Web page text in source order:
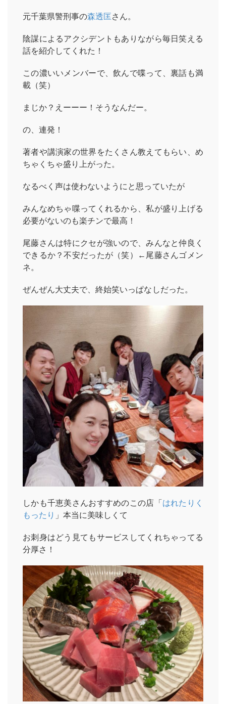
元千葉県警刑事の森透匡さん。
陰謀によるアクシデントもありながら毎日笑える
話を紹介してくれた！
この濃いいメンバーで、飲んで喋って、裏話も満
載（笑）
まじか？えーーー！そうなんだー。
の、連発！
著者や講演家の世界をたくさん教えてもらい、め
ちゃくちゃ盛り上がった。
なるべく声は使わないようにと思っていたが
みんなめちゃ喋ってくれるから、私が盛り上げる
必要がないのも楽チンで最高！
尾藤さんは特にクセが強いので、みんなと仲良く
できるか？不安だったが（笑）←尾藤さんゴメン
ネ。
ぜんぜん大丈夫で、終始笑いっぱなしだった。
しかも千恵美さんおすすめのこの店「はれたりく
もったり 」本当に美味しくて
お刺身はどう見てもサービスしてくれちゃってる
分厚さ！